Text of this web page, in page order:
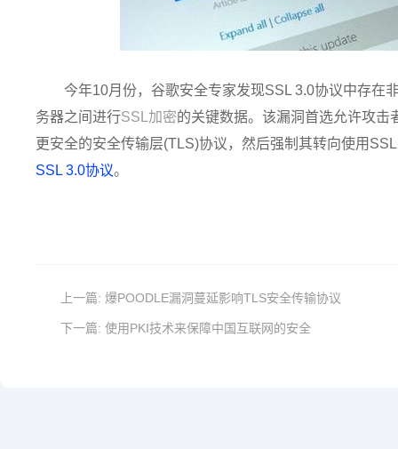
今年10月份，谷歌安全专家发现SSL 3.0协议中存在
务器之间进行SSL加密的关键数据。该漏洞首选允许攻击
更安全的安全传输层(TLS)协议，然后强制其转向使用
SSL 3.0协议。
上一篇: 爆POODLE漏洞蔓延影响TLS安全传输协议
下一篇: 使用PKI技术来保障中国互联网的安全